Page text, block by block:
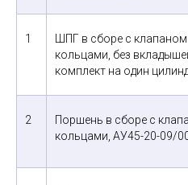
1
ШПГ в сборе с клапаном
кольцами, без
комплект на один
2
Поршень в сборе с
кольцами, АУ45-20-09/